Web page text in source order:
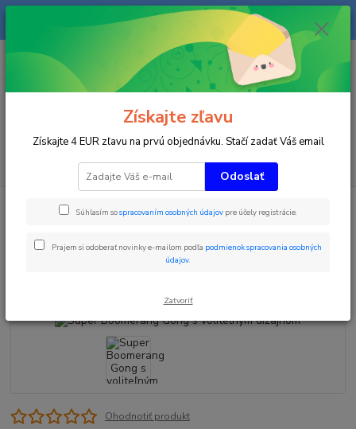
Na našom eshope sa priebežne pracuje a tovar sa priebežne dopĺňa. radi
Vás obslúžime i telefonicky na +421 911 906 066.
+421903906066
(Po-Pia, 9-16 hod.)
Zimné športy
voliteľným dizajnom
Super Boomerang Gong s
Ohodnotiť produkt
Získajte zľavu
Získajte 4 EUR zľavu na prvú objednávku. Stačí zadať Váš email
Odoslať
Súhlasím sospracovaním osobných údajov pre účely registrácie.
Prajem si odoberať novinky e-mailom podľa podmienok spracovania osobných
údajov
Zatvoriť